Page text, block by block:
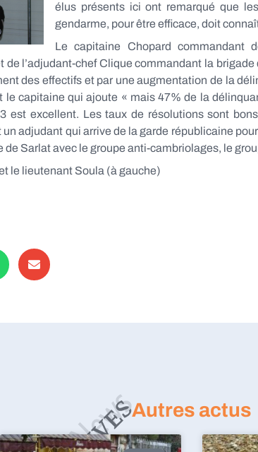
élus présents ici ont remarqué que
gendarme, pour être efficace, doit
Le capitaine Chopard commandant
l’adjudant-chef Clique commandant la
des effectifs et par une augmentation de la
capitaine qui ajoute « mais 47% de la
est excellent. Les taux de résolutions sont
adjudant qui arrive de la garde républicaine
Sarlat avec le groupe anti-cambriolages, le
le lieutenant Soula (à gauche)
Autres actus